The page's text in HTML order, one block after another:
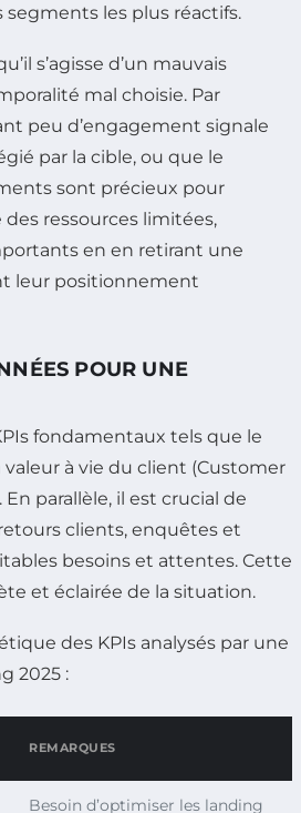
segments les plus réactifs.
s’agisse d’un mauvais
mal choisie. Par
peu d’engagement signale
par la cible, ou que le
sont précieux pour
des ressources limitées,
en en retirant une
leur positionnement
POUR UNE
fondamentaux tels que le
à vie du client (Customer
parallèle, il est crucial de
clients, enquêtes et
besoins et attentes. Cette
et éclairée de la situation.
des KPIs analysés par une
2025 :
REMARQUES
Besoin d’optimiser les landing